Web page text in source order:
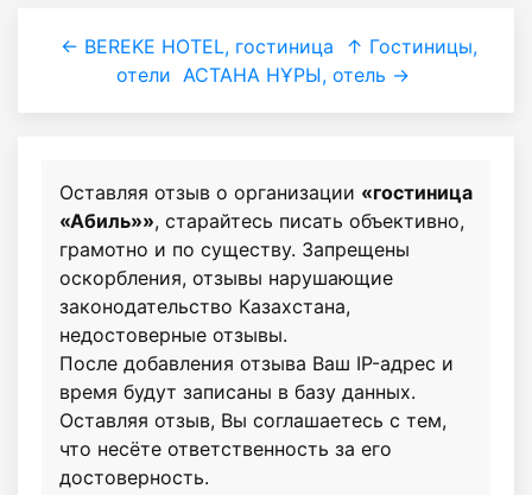
← BEREKE HOTEL, гостиница
↑ Гостиницы,
отели АСТАНА НҰРЫ, отель →
Оставляя отзыв о организации «гостиница
«Абиль»», старайтесь писать объективно,
грамотно и по существу. Запрещены
оскорбления, отзывы нарушающие
законодательство Казахстана,
недостоверные отзывы.
После добавления отзыва Ваш IP-адрес и
время будут записаны в базу данных.
Оставляя отзыв, Вы соглашаетесь с тем,
что несёте ответственность за его
достоверность.